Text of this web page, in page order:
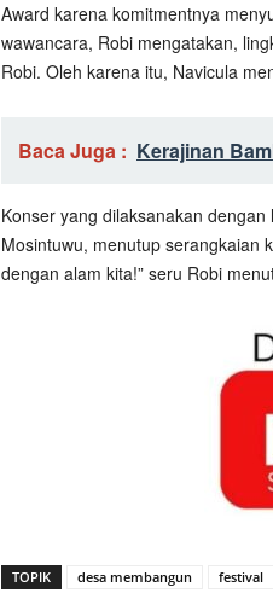
Award karena komitmentnya
wawancara, Robi mengatakan,
Robi. Oleh karena itu, Navicula
Baca Juga : Kerajinan
Konser yang dilaksanakan
Mosintuwu, menutup serangkaian
dengan alam kita!” seru Robi
TOPIK desa membangun festival